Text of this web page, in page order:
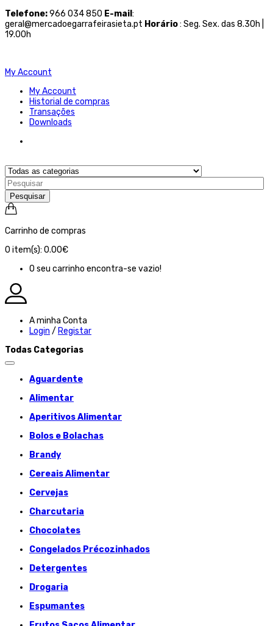
Telefone:966 034 850 E-mail :
geral@mercadoegarrafeirasieta.pt Horário: Seg. Sex. das 8.30h |
19.00h
My Account
My Account
Historial de compras
Transações
Downloads
Pesquisar
Carrinho de compras
0 item(s): 0.00€
O seu carrinho encontra-se vazio!
A minha Conta
Login / Registar
Todas Categorias
Aguardente
Alimentar
Aperitivos Alimentar
Bolos e Bolachas
Brandy
Cereais Alimentar
Cervejas
Charcutaria
Chocolates
Congelados Précozinhados
Detergentes
Drogaria
Espumantes